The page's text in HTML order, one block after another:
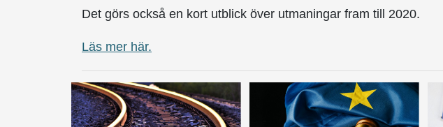
Det görs också en kort utblick över utmaningar fram till 2020.
Läs mer här.